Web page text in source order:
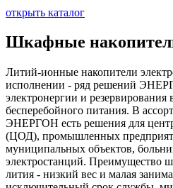
открыть каталог
Шкафные
Литий-ионные накопители
исполнении - ряд решений
электронергии и
бесперебойного питания. В
ЭНЕРГОН есть решения для
(ЦОД), промышленных
муниципальных объектов,
электростанций. Преимущество
лития - низкий вес и малая